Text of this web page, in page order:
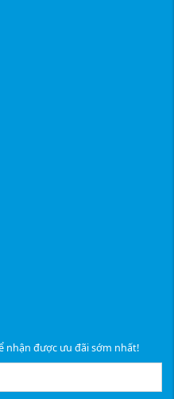
nhận được ưu đãi sớm nhất!